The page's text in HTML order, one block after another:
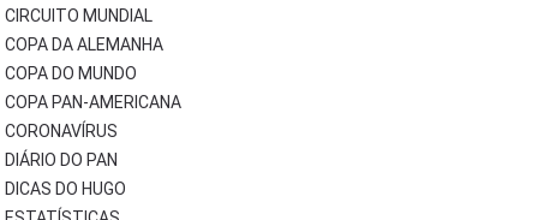
CIRCUITO MUNDIAL
COPA DA ALEMANHA
COPA DO MUNDO
COPA PAN-AMERICANA
CORONAVÍRUS
DIÁRIO DO PAN
DICAS DO HUGO